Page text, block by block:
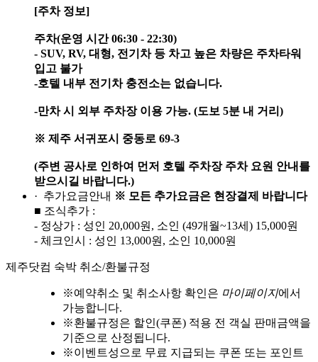
[주차 정보]
주차(운영 시간 06:30 - 22:30)
- SUV, RV, 대형, 전기차 등 차고 높은 차량은 주차타워
입고 불가
-호텔 내부 전기차 충전소는 없습니다.
-만차 시 외부 주차장 이용 가능. (도보 5분 내 거리)
※ 제주 서귀포시 중동로 69-3
(주변 공사로 인하여 먼저 호텔 주차장 주차 요원 안내를
받으시길 바랍니다.)
· 추가요금안내 ※ 모든 추가요금은 현장결제 바랍니다
■ 조식추가 :
- 정상가 : 성인 20,000원, 소인 (49개월~13세) 15,000원
- 체크인시 : 성인 13,000원, 소인 10,000원
제주닷컴 숙박 취소/환불규정
※예약취소 및 취소사항 확인은 마이페이지에서
가능합니다.
※환불규정은 할인(쿠폰) 적용 전 객실 판매금액을
기준으로 산정됩니다.
※이벤트성으로 무료 지급되는 쿠폰 또는 포인트